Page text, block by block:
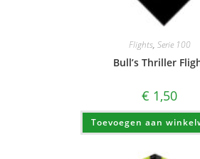
Flights, Serie 100
Bull’s Thriller
€ 1,50
Toevoegen aan